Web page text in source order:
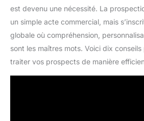
est devenu une nécessité. La
un simple acte commercial, mais
globale où compréhension,
sont les maîtres mots. Voici dix
traiter vos prospects de manière